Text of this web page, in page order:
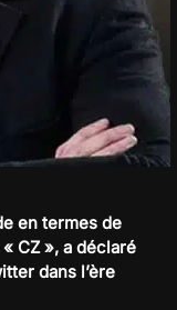
en termes de
CZ », a déclaré
dans l’ère